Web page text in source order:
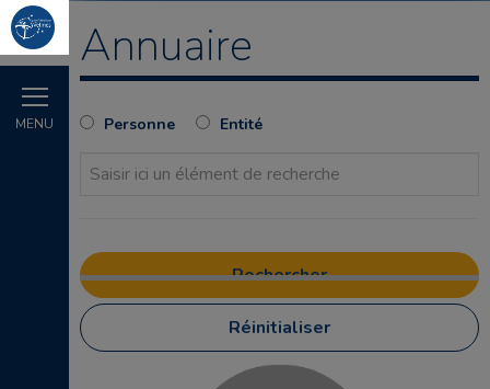
MENU
Annuaire
Personne Entité
Réinitialiser